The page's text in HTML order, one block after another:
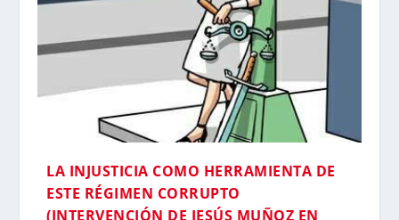
LA INJUSTICIA COMO HERRAMIENTA DE
ESTE RÉGIMEN CORRUPTO
(INTERVENCIÓN DE JESÚS MUÑOZ EN